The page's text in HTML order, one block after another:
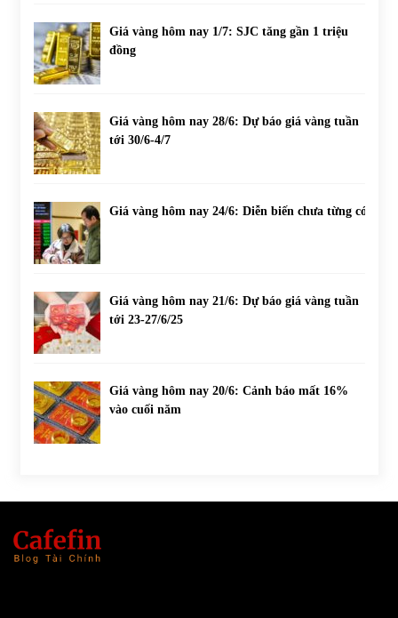
Giá vàng hôm nay 1/7: SJC tăng gần 1 triệu
đồng
Giá vàng hôm nay 28/6: Dự báo giá vàng tuần
tới 30/6-4/7
Giá vàng hôm nay 24/6: Diễn biến chưa từng có
Giá vàng hôm nay 21/6: Dự báo giá vàng tuần
tới 23-27/6/25
Giá vàng hôm nay 20/6: Cảnh báo mất 16%
vào cuối năm